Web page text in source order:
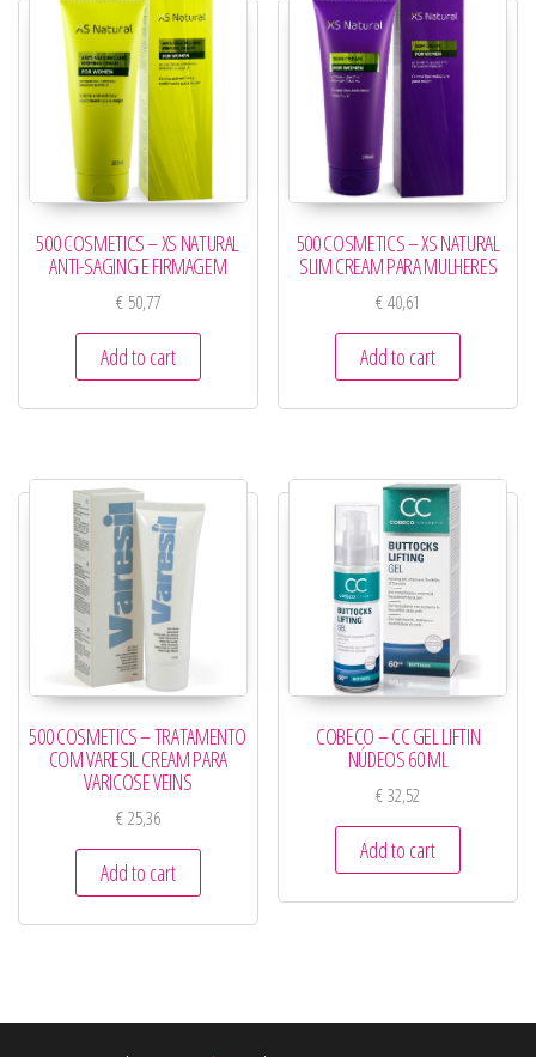
500 COSMETICS – XS NATURAL
ANTI-SAGING E FIRMAGEM
€50,77
Add to cart
500 COSMETICS – XS NATURAL
SLIM CREAM PARA MULHERES
€40,61
Add to cart
500 COSMETICS – TRATAMENTO
COM VARESIL CREAM PARA
VARICOSE VEINS
€25,36
Add to cart
COBECO – CC GEL LIFTIN
NÚDEOS 60 ML
€32,52
Add to cart